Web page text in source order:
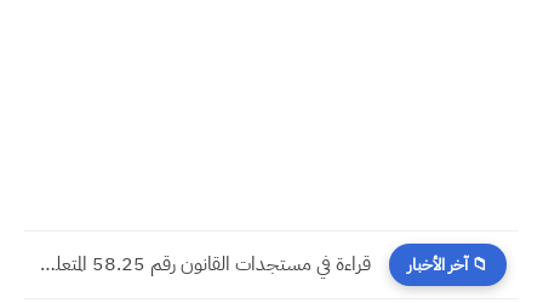
📁 آخر الأخبار ​قراءة في مستجدات القانون رقم 58.25 المتعلق بالمسطرة المدنية